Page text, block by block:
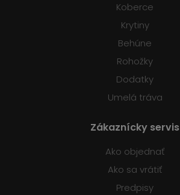
Koberce
Krytiny
Behúne
Rohožky
Dodatky
Umelá tráva
Zákaznícky servis
Ako objednať
Ako sa vrátiť
Predpisy